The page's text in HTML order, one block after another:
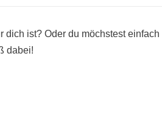
ist? Oder du möchstest
dabei!